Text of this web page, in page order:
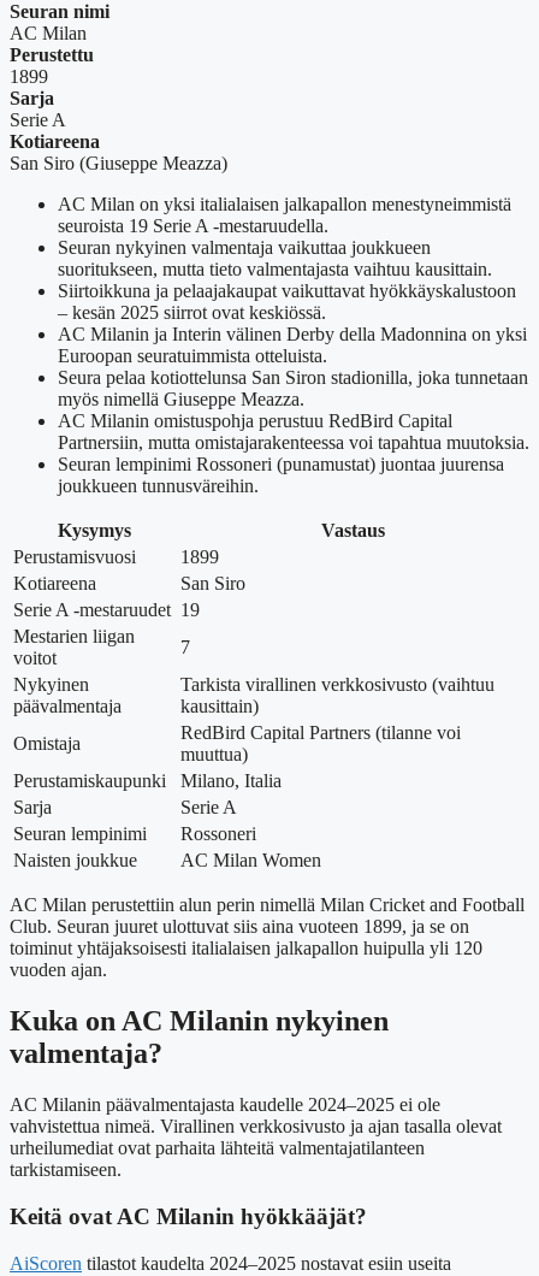
Seuran nimi
AC Milan
Perustettu
1899
Sarja
Serie A
Kotiareena
San Siro (Giuseppe Meazza)
AC Milan on yksi italialaisen jalkapallon menestyneimmistä
seuroista 19 Serie A -mestaruudella.
Seuran nykyinen valmentaja vaikuttaa joukkueen
suoritukseen, mutta tieto valmentajasta vaihtuu kausittain.
Siirtoikkuna ja pelaajakaupat vaikuttavat hyökkäyskalustoon
– kesän 2025 siirrot ovat keskiössä.
AC Milanin ja Interin välinen Derby della Madonnina on yksi
Euroopan seuratuimmista otteluista.
Seura pelaa kotiottelunsa San Siron stadionilla, joka tunnetaan
myös nimellä Giuseppe Meazza.
AC Milanin omistuspohja perustuu RedBird Capital
Partnersiin, mutta omistajarakenteessa voi tapahtua muutoksia.
Seuran lempinimi Rossoneri (punamustat) juontaa juurensa
joukkueen tunnusväreihin.
Kysymys
Vastaus
Perustamisvuosi
1899
Kotiareena
San Siro
Serie A -mestaruudet 19
Mestarien liigan
voitot
7
Nykyinen
päävalmentaja
Tarkista virallinen verkkosivusto (vaihtuu
kausittain)
Omistaja
RedBird Capital Partners (tilanne voi
muuttua)
Perustamiskaupunki
Milano, Italia
Sarja
Serie A
Seuran lempinimi
Rossoneri
Naisten joukkue
AC Milan Women
AC Milan perustettiin alun perin nimellä Milan Cricket and Football
Club. Seuran juuret ulottuvat siis aina vuoteen 1899, ja se on
toiminut yhtäjaksoisesti italialaisen jalkapallon huipulla yli 120
vuoden ajan.
Kuka on AC Milanin nykyinen
valmentaja?
AC Milanin päävalmentajasta kaudelle 2024–2025 ei ole
vahvistettua nimeä. Virallinen verkkosivusto ja ajan tasalla olevat
urheilumediat ovat parhaita lähteitä valmentajatilanteen
tarkistamiseen.
Keitä ovat AC Milanin hyökkääjät?
AiScoren tilastot kaudelta 2024–2025 nostavat esiin useita